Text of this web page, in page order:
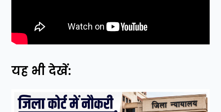
यह भी देखें: